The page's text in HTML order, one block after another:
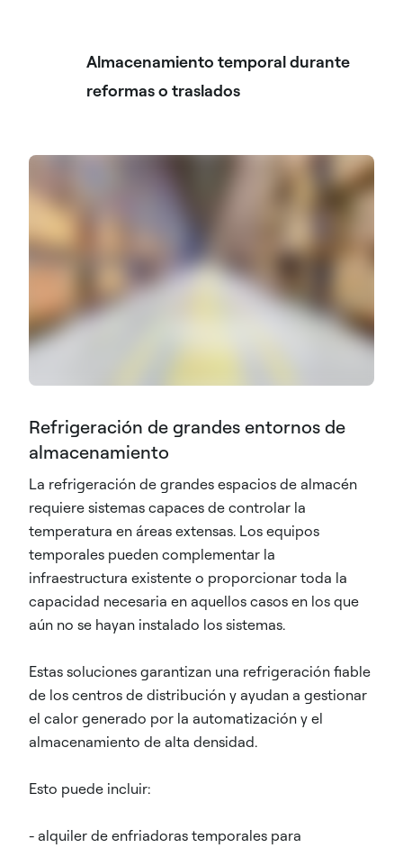
Almacenamiento temporal durante
reformas o traslados
Refrigeración de grandes entornos de
almacenamiento
La refrigeración de grandes espacios de almacén
requiere sistemas capaces de controlar la
temperatura en áreas extensas. Los equipos
temporales pueden complementar la
infraestructura existente o proporcionar toda la
capacidad necesaria en aquellos casos en los que
aún no se hayan instalado los sistemas.
Estas soluciones garantizan una refrigeración fiable
de los centros de distribución y ayudan a gestionar
el calor generado por la automatización y el
almacenamiento de alta densidad.
Esto puede incluir:
- alquiler de enfriadoras temporales para